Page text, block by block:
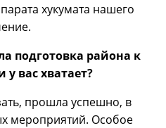
хукумата нашего
подготовка района к
вас хватает?
прошла успешно, в
мероприятий. Особое